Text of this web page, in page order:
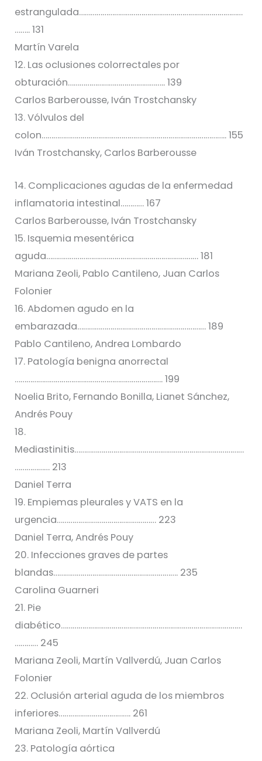
estrangulada…………………………………………………………………………
…….. 131
Martín Varela
12. Las oclusiones colorrectales por
obturación………………………………………….. 139
Carlos Barberousse, Iván Trostchansky
13. Vólvulos del
colon………………………………………………………………………………….. 155
Iván Trostchansky, Carlos Barberousse
14. Complicaciones agudas de la enfermedad
inflamatoria intestinal………… 167
Carlos Barberousse, Iván Trostchansky
15. Isquemia mesentérica
aguda…………………………………………………………………… 181
Mariana Zeoli, Pablo Cantileno, Juan Carlos
Folonier
16. Abdomen agudo en la
embarazada………………………………………………………… 189
Pablo Cantileno, Andrea Lombardo
17. Patología benigna anorrectal
…………………………………………………………………. 199
Noelia Brito, Fernando Bonilla, Lianet Sánchez,
Andrés Pouy
18.
Mediastinitis……………………………………………………………………………
……………… 213
Daniel Terra
19. Empiemas pleurales y VATS en la
urgencia…………………………………………… 223
Daniel Terra, Andrés Pouy
20. Infecciones graves de partes
blandas………………………………………………………. 235
Carolina Guarneri
21. Pie
diabético…………………………………………………………………………………
………… 245
Mariana Zeoli, Martín Vallverdú, Juan Carlos
Folonier
22. Oclusión arterial aguda de los miembros
inferiores………………………………. 261
Mariana Zeoli, Martín Vallverdú
23. Patología aórtica